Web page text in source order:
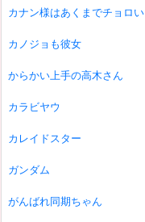
カナン様はあくまでチョロい
カノジョも彼女
からかい上手の高木さん
カラビヤウ
カレイドスター
ガンダム
がんばれ同期ちゃん